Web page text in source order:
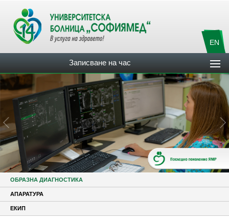
EN
Записване на час
ОБРАЗНА ДИАГНОСТИКА
АПАРАТУРА
ЕКИП